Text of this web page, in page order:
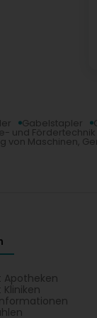
Gabelstapler
und
von Maschinen,
Apotheken